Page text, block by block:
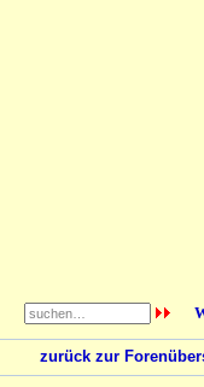
zurück zur